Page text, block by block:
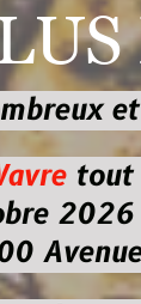
et
les
- 7